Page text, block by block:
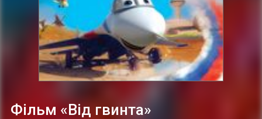
ДОВІДКА
Фільм «Від гвинта»